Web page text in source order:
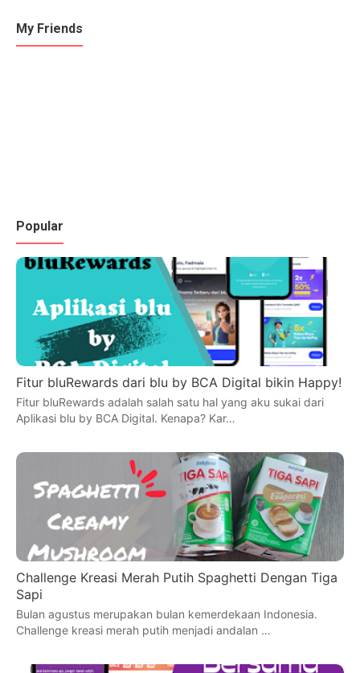
My Friends
Popular
Fitur bluRewards dari blu by BCA Digital bikin Happy!
Fitur bluRewards adalah salah satu hal yang aku sukai dari
Aplikasi blu by BCA Digital. Kenapa? Kar…
Challenge Kreasi Merah Putih Spaghetti Dengan Tiga
Sapi
Bulan agustus merupakan bulan kemerdekaan Indonesia.
Challenge kreasi merah putih menjadi andalan …